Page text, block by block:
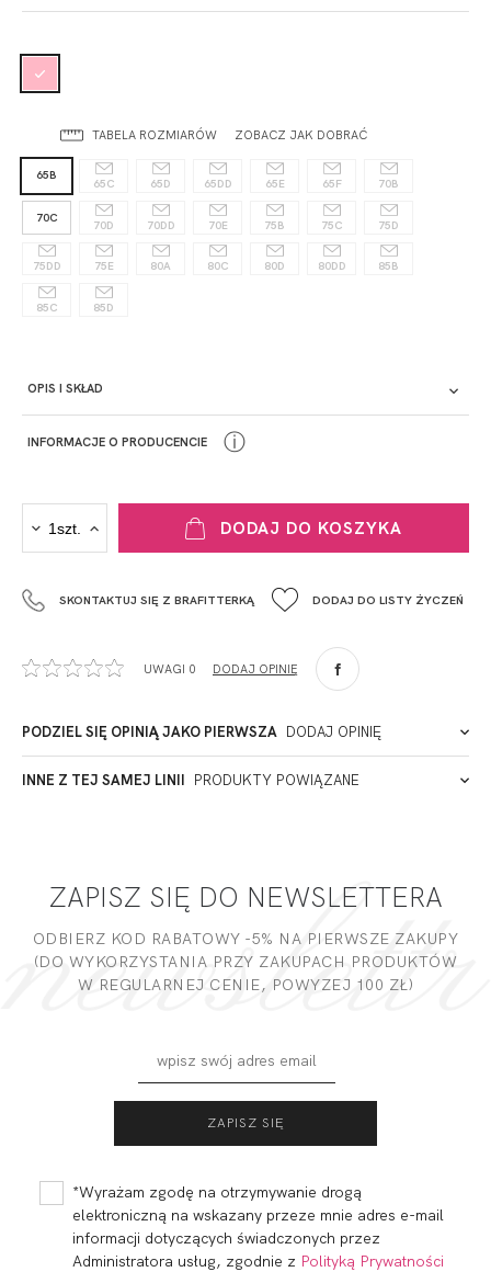
TABELA ROZMIARÓW ZOBACZ JAK DOBRAĆ
65B
65C 65D 65DD 65E 65F 70B
70C
70D 70DD 70E 75B 75C 75D
75DD 75E 80A 80C 80D 80DD 85B
85C 85D
OPIS I SKŁAD
INFORMACJE O PRODUCENCIE
Fashiontex Group Sp.z o.o. Spółka komandytowa
+48 42 719 43 15
90-057
Polska
ADRES PUNKTU KONTAKTOWEGO
ⓘ
DODAJ DO KOSZYKA
SKONTAKTUJ SIĘ Z BRAFITTERKĄ DODAJ DO LISTY ŻYCZEŃ
UWAGI 0 DODAJ OPINIĘ
PODZIEL SIĘ OPINIĄ JAKO PIERWSZA DODAJ OPINIĘ
Miałeś już kontakt z naszym produktem? Zostaw opinię
INNE Z TEJ SAMEJ LINII PRODUKTY POWIĄZANE
192,00 57,60 zł 156,00
ZAPISZ SIĘ DO NEWSLETTERA
ODBIERZ KOD RABATOWY -5% NA PIERWSZE ZAKUPY
(DO WYKORZYSTANIA PRZY ZAKUPACH PRODUKTÓW
W REGULARNEJ CENIE, POWYZEJ 100 ZŁ)
*Wyrażam zgodę na otrzymywanie drogą
elektroniczną na wskazany przeze mnie adres e-mail
informacji dotyczących świadczonych przez
Administratora usług, zgodnie z Polityką Prywatności